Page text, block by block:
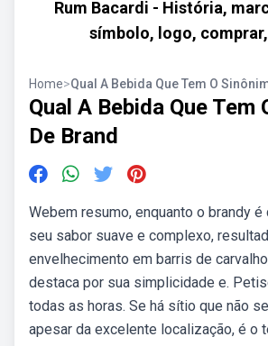
Rum Bacardi - História,
símbolo, logo,
Home>Qual A Bebida Que Tem O
Qual A Bebida Que Tem
De Brand
Webem resumo, enquanto o brandy
seu sabor suave e complexo,
envelhecimento em barris de
destaca por sua simplicidade e.
todas as horas. Se há sítio que não
apesar da excelente localização, é o